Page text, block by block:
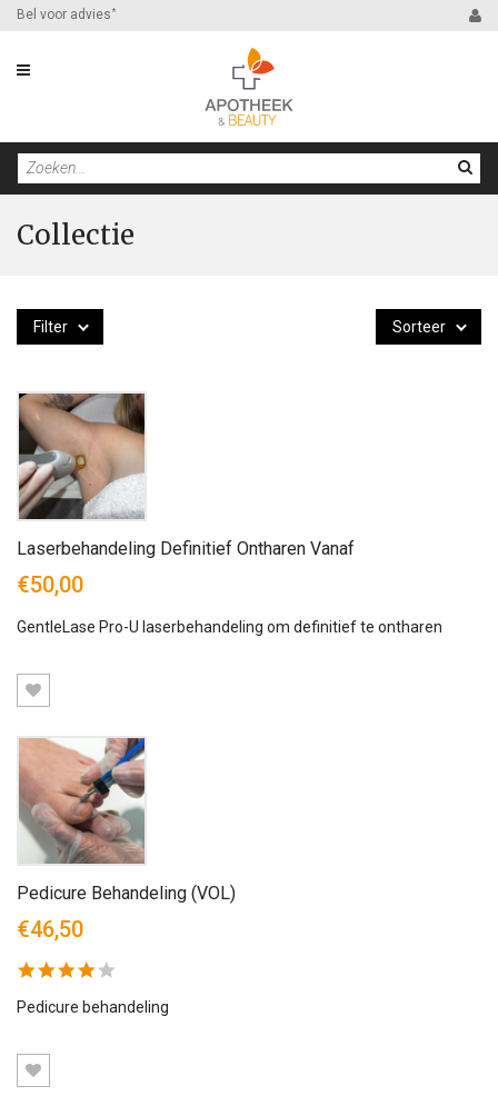
Bel voor advies *
Collectie
Filter Sorteer
Laserbehandeling Definitief Ontharen Vanaf
€50,00
GentleLase Pro-U laserbehandeling om definitief te ontharen
Pedicure Behandeling (VOL)
€46,50
rating
Pedicure behandeling